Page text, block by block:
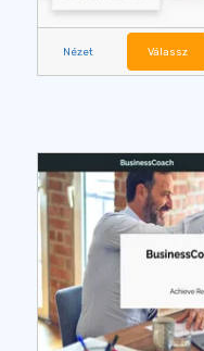
Nézet Válassz